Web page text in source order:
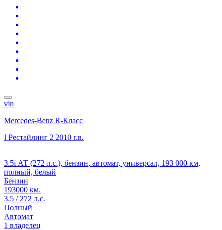
vin
Mercedes-Benz R-Класс
I Рестайлинг 2 2010 г.в.
3.5i АТ (272 л.с.), бензин, автомат, универсал, 193 000 км,
полный, белый
Бензин
193000 км.
3.5 / 272 л.с.
Полный
Автомат
1 владелец